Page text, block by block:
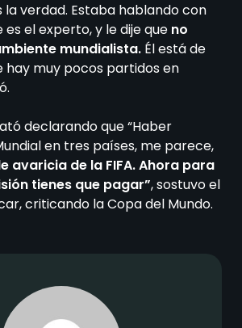
la verdad. Estaba hablando con
es el experto, y le dije que no
mundialista. Él está de
hay muy pocos partidos en
declarando que “Haber
en tres países, me parece,
avaricia de la FIFA. Ahora para
tienes que pagar”, sostuvo el
criticando la Copa del Mundo.